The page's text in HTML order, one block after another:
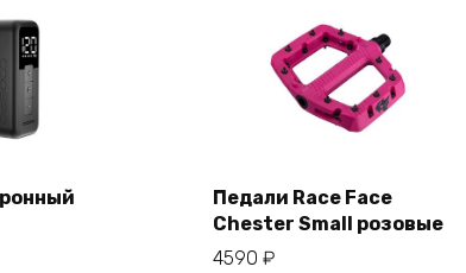
Педали Race Face
Chester Small розовые
4590 ₽